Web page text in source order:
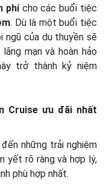
phícho các buổi tiệc
. Dù là một buổi tiệc
ngũ của du thuyền sẽ
mạn và hoàn hảo
trở thành kỷ niệm
Cruise ưu đãi nhất
những trải nghiệm
yết rõ ràng và hợp lý,
phù hợp nhất.